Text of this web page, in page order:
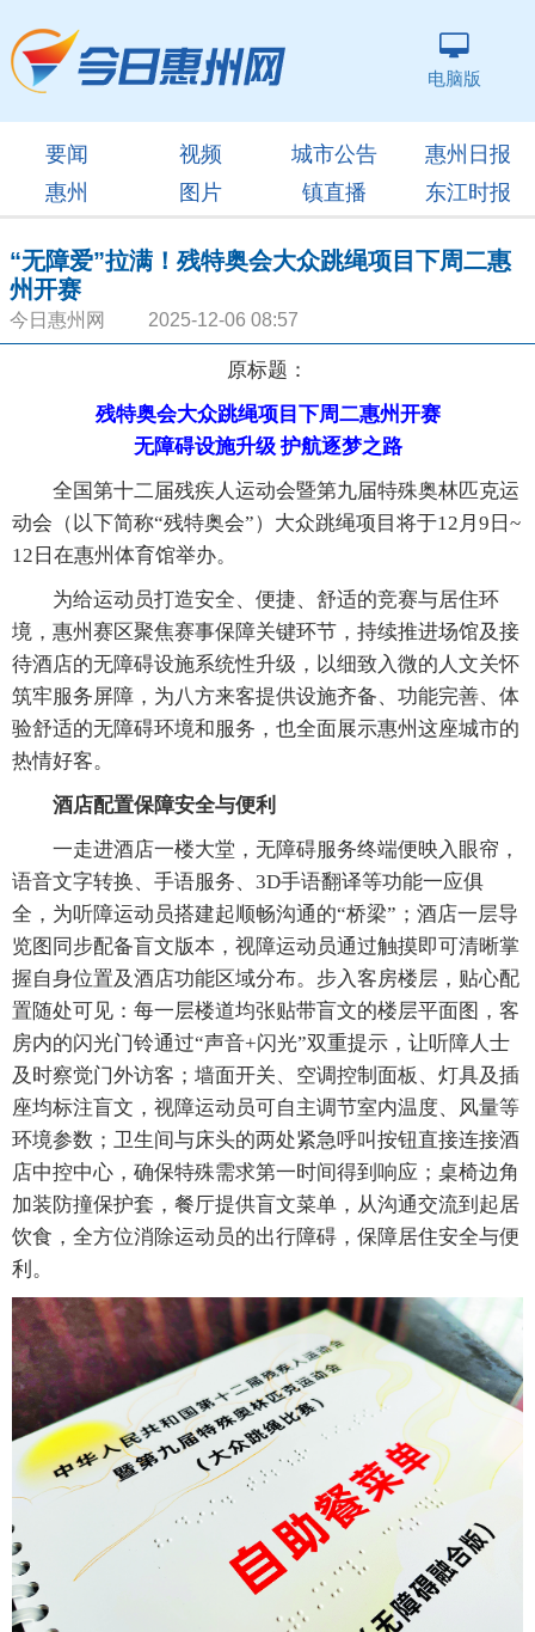
电脑版
要闻 视频 城市公告
惠州日报
惠州
图片 镇直播 东江时报
“无障爱”拉满！残特奥会大众跳绳项目下周二惠
州开赛
今日惠州网 2025-12-06 08:57
原标题：
残特奥会大众跳绳项目下周二惠州开赛
无障碍设施升级 护航逐梦之路
全国第十二届残疾人运动会暨第九届特殊奥林匹克运
动会（以下简称“残特奥会”）大众跳绳项目将于12月9日~
12日在惠州体育馆举办。
为给运动员打造安全、便捷、舒适的竞赛与居住环
境，惠州赛区聚焦赛事保障关键环节，持续推进场馆及接
待酒店的无障碍设施系统性升级，以细致入微的人文关怀
筑牢服务屏障，为八方来客提供设施齐备、功能完善、体
验舒适的无障碍环境和服务，也全面展示惠州这座城市的
热情好客。
酒店配置保障安全与便利
一走进酒店一楼大堂，无障碍服务终端便映入眼帘，
语音文字转换、手语服务、3D手语翻译等功能一应俱
全，为听障运动员搭建起顺畅沟通的“桥梁”；酒店一层导
览图同步配备盲文版本，视障运动员通过触摸即可清晰掌
握自身位置及酒店功能区域分布。步入客房楼层，贴心配
置随处可见：每一层楼道均张贴带盲文的楼层平面图，客
房内的闪光门铃通过“声音+闪光”双重提示，让听障人士
及时察觉门外访客；墙面开关、空调控制面板、灯具及插
座均标注盲文，视障运动员可自主调节室内温度、风量等
环境参数；卫生间与床头的两处紧急呼叫按钮直接连接酒
店中控中心，确保特殊需求第一时间得到响应；桌椅边角
加装防撞保护套，餐厅提供盲文菜单，从沟通交流到起居
饮食，全方位消除运动员的出行障碍，保障居住安全与便
利。